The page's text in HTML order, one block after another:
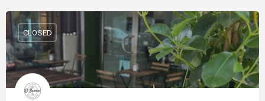
CLOSED